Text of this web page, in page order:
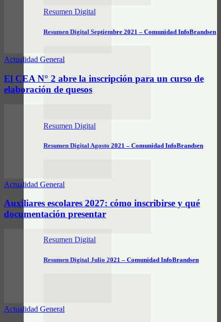
Resumen Digital
Resumen Digital Septiembre 2021 – Comunidad InfoBrandsen
Resumen Digital
Resumen Digital Agosto 2021 – Comunidad InfoBrandsen
Resumen Digital
Resumen Digital Julio 2021 – Comunidad InfoBrandsen
Actualidad General
El CEA N° 2 abre la inscripción para un curso de
elaboración de quesos
Actualidad General
Auxiliares escolares 2027: cómo inscribirse y qué
documentación presentar
Actualidad General